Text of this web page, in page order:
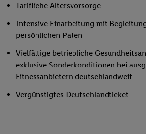
Tarifliche Altersvorsorge
Intensive Einarbeitung mit
persönlichen Paten
Vielfältige betriebliche
exklusive Sonderkonditionen bei
Fitnessanbietern deutschlandweit
Vergünstigtes Deutschlandticket